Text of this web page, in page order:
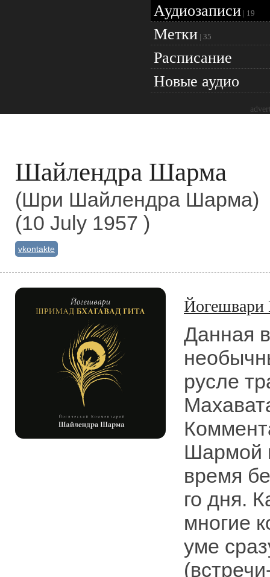
Аудиозаписи | 19
Метки | 35
Расписание
Новые аудио
Шайлендра Шарма
(Шри Шайлендра Шарма)
(10 July 1957 )
vkontakte
Йогешвари
Данная
русле
Шармой
время
го дня.
многие
уме